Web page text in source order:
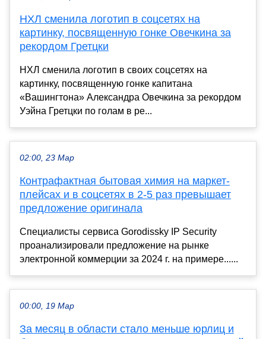
НХЛ сменила логотип в соцсетях на
картинку, посвященную гонке Овечкина за
рекордом Гретцки
НХЛ сменила логотип в своих соцсетях на
картинку, посвященную гонке капитана
«Вашингтона» Александра Овечкина за рекордом
Уэйна Гретцки по голам в ре...
02:00, 23 Мар
Контрафактная бытовая химия на маркет-
плейсах и в соцсетях в 2-5 раз превышает
предложение оригинала
Специалисты сервиса Gorodissky IP Security
проанализировали предложение на рынке
электронной коммерции за 2024 г. на примере......
00:00, 19 Мар
За месяц в области стало меньше юрлиц и